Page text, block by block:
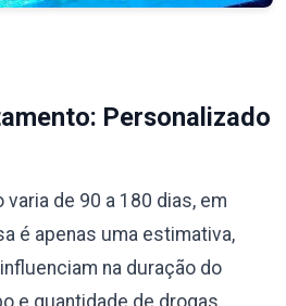
Personalizado
de 90 a 180 dias, em
é apenas uma estimativa,
na duração do
e quantidade de drogas